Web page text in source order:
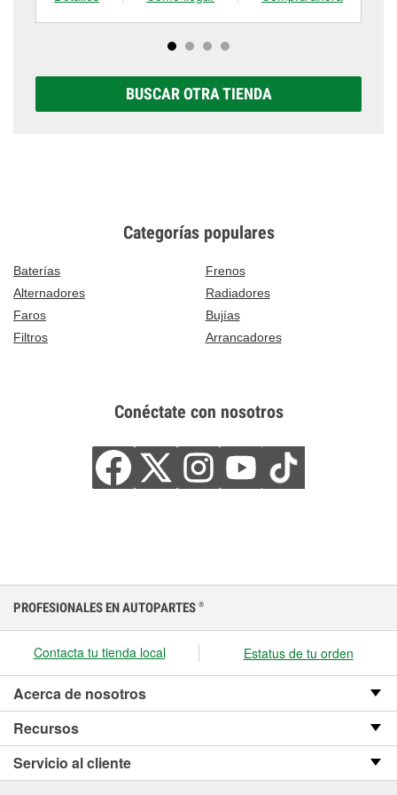
BUSCAR OTRA TIENDA
Categorías populares
Baterías
Frenos
Alternadores
Radiadores
Faros
Bujías
Filtros
Arrancadores
Conéctate con nosotros
PROFESIONALES EN AUTOPARTES ®
Contacta tu tienda local Estatus de tu orden
Acerca de nosotros
Recursos
Servicio al cliente